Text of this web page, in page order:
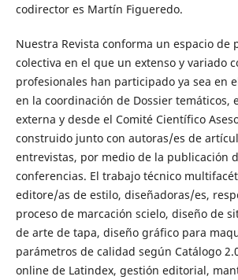
codirector es Martín Figueredo.
Nuestra Revista conforma un espacio de
colectiva en el que un extenso y variado
profesionales han participado ya sea en
en la coordinación de Dossier temáticos,
externa y desde el Comité Científico
construido junto con autoras/es de
entrevistas, por medio de la publicación
conferencias. El trabajo técnico
editore/as de estilo, diseñadoras/es,
proceso de marcación scielo, diseño de
de arte de tapa, diseño gráfico para
parámetros de calidad según Catálogo
online de Latindex, gestión editorial,